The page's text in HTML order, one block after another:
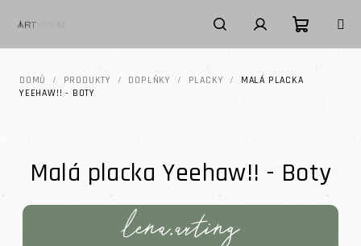
Hledat PřihlášeníNákupní
DOMŮ / PRODUKTY / DOPLŇKY / PLACKY /
MALÁ PLACKA
YEEHAW!! - BOTY
Malá placka Yeehaw!! - Boty